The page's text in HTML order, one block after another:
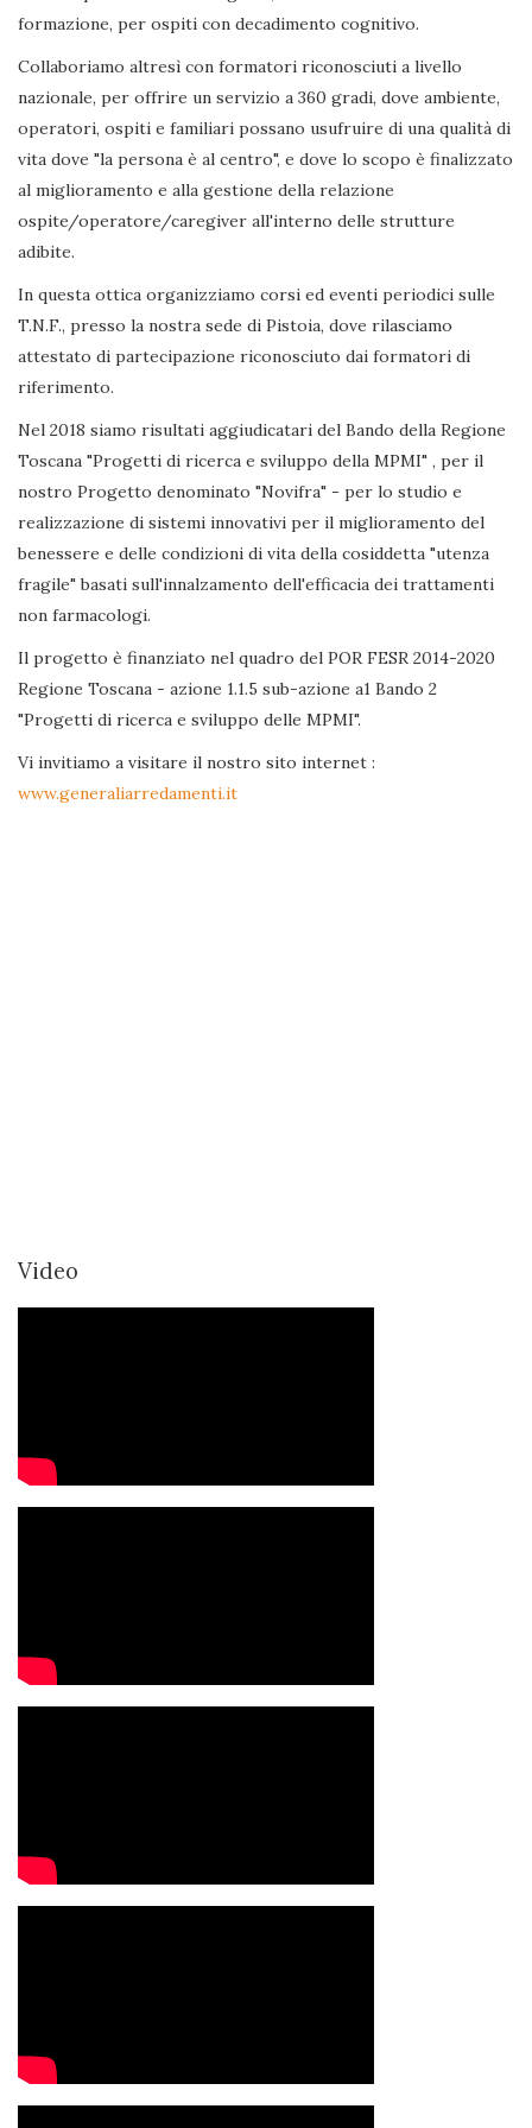
formazione, per ospiti con decadimento cognitivo.
Collaboriamo altresì con formatori riconosciuti a livello
nazionale, per offrire un servizio a 360 gradi, dove ambiente,
operatori, ospiti e familiari possano usufruire di una qualità di
vita dove "la persona è al centro", e dove lo scopo è finalizzato
al miglioramento e alla gestione della relazione
ospite/operatore/caregiver all'interno delle strutture
adibite.
In questa ottica organizziamo corsi ed eventi periodici sulle
T.N.F., presso la nostra sede di Pistoia, dove rilasciamo
attestato di partecipazione riconosciuto dai formatori di
riferimento.
Nel 2018 siamo risultati aggiudicatari del Bando della Regione
Toscana "Progetti di ricerca e sviluppo della MPMI" , per il
nostro Progetto denominato "Novifra" - per lo studio e
realizzazione di sistemi innovativi per il miglioramento del
benessere e delle condizioni di vita della cosiddetta "utenza
fragile" basati sull'innalzamento dell'efficacia dei trattamenti
non farmacologi.
Il progetto è finanziato nel quadro del POR FESR 2014-2020
Regione Toscana - azione 1.1.5 sub-azione a1 Bando 2
"Progetti di ricerca e sviluppo delle MPMI".
Vi invitiamo a visitare il nostro sito internet :
www.generaliarredamenti.it
Video